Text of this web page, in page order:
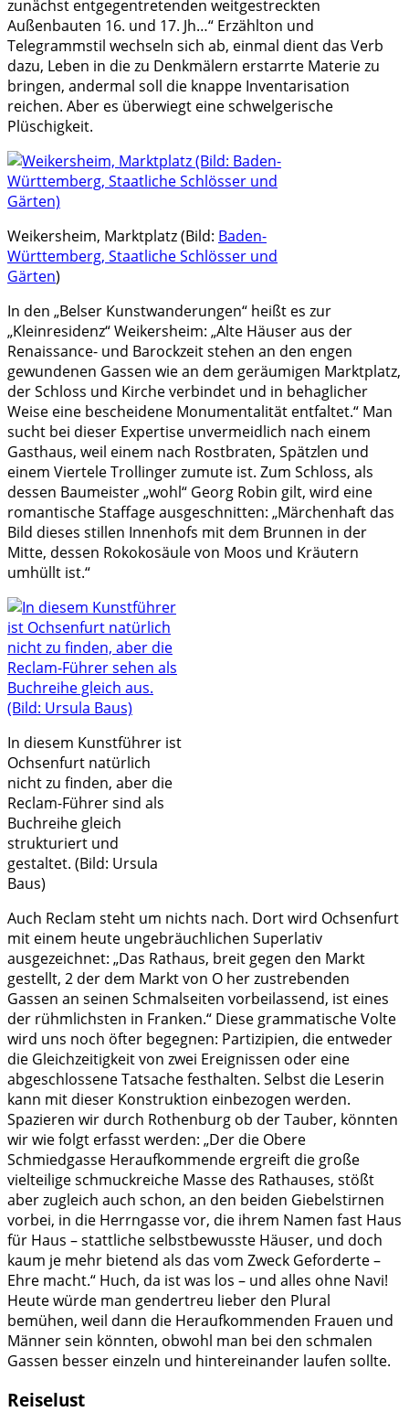
zunächst entgegentretenden weitgestreckten
Außenbauten 16. und 17. Jh…“ Erzählton und
Telegrammstil wechseln sich ab, einmal dient das Verb
dazu, Leben in die zu Denkmälern erstarrte Materie zu
bringen, andermal soll die knappe Inventarisation
reichen. Aber es überwiegt eine schwelgerische
Plüschigkeit.
Weikersheim, Marktplatz (Bild: Baden-
Württemberg, Staatliche Schlösser und
Gärten)
In den „Belser Kunstwanderungen“ heißt es zur
„Kleinresidenz“ Weikersheim: „Alte Häuser aus der
Renaissance- und Barockzeit stehen an den engen
gewundenen Gassen wie an dem geräumigen Marktplatz,
der Schloss und Kirche verbindet und in behaglicher
Weise eine bescheidene Monumentalität entfaltet.“ Man
sucht bei dieser Expertise unvermeidlich nach einem
Gasthaus, weil einem nach Rostbraten, Spätzlen und
einem Viertele Trollinger zumute ist. Zum Schloss, als
dessen Baumeister „wohl“ Georg Robin gilt, wird eine
romantische Staffage ausgeschnitten: „Märchenhaft das
Bild dieses stillen Innenhofs mit dem Brunnen in der
Mitte, dessen Rokokosäule von Moos und Kräutern
umhüllt ist.“
In diesem Kunstführer ist
Ochsenfurt natürlich
nicht zu finden, aber die
Reclam-Führer sind als
Buchreihe gleich
strukturiert und
gestaltet. (Bild: Ursula
Baus)
Auch Reclam steht um nichts nach. Dort wird Ochsenfurt
mit einem heute ungebräuchlichen Superlativ
ausgezeichnet: „Das Rathaus, breit gegen den Markt
gestellt, 2 der dem Markt von O her zustrebenden
Gassen an seinen Schmalseiten vorbeilassend, ist eines
der rühmlichsten in Franken.“ Diese grammatische Volte
wird uns noch öfter begegnen: Partizipien, die entweder
die Gleichzeitigkeit von zwei Ereignissen oder eine
abgeschlossene Tatsache festhalten. Selbst die Leserin
kann mit dieser Konstruktion einbezogen werden.
Spazieren wir durch Rothenburg ob der Tauber, könnten
wir wie folgt erfasst werden: „Der die Obere
Schmiedgasse Heraufkommende ergreift die große
vielteilige schmuckreiche Masse des Rathauses, stößt
aber zugleich auch schon, an den beiden Giebelstirnen
vorbei, in die Herrngasse vor, die ihrem Namen fast Haus
für Haus – stattliche selbstbewusste Häuser, und doch
kaum je mehr bietend als das vom Zweck Geforderte –
Ehre macht.“ Huch, da ist was los – und alles ohne Navi!
Heute würde man gendertreu lieber den Plural
bemühen, weil dann die Heraufkommenden Frauen und
Männer sein könnten, obwohl man bei den schmalen
Gassen besser einzeln und hintereinander laufen sollte.
Reiselust